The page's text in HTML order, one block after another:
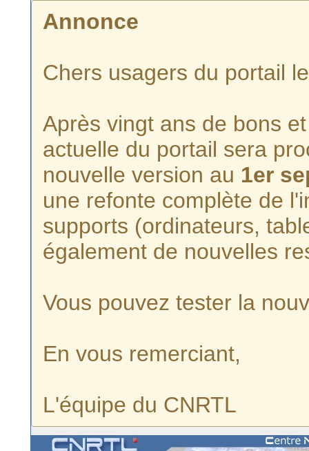
Annonce
Chers usagers du portail
Après vingt ans de bons
actuelle du portail sera
nouvelle version au 1er
une refonte complète de
supports (ordinateurs,
également de nouvelles
Vous pouvez tester la
En vous remerciant,
L'équipe du CNRTL